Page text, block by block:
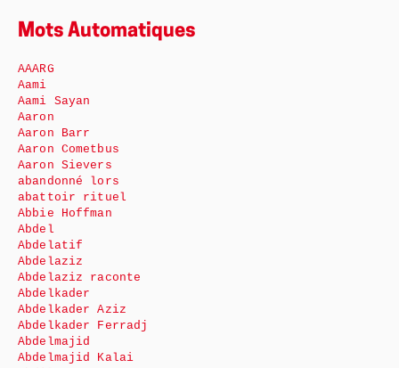
Mots Automatiques
AAARG
Aami
Aami Sayan
Aaron
Aaron Barr
Aaron Cometbus
Aaron Sievers
abandonné lors
abattoir rituel
Abbie Hoffman
Abdel
Abdelatif
Abdelaziz
Abdelaziz raconte
Abdelkader
Abdelkader Aziz
Abdelkader Ferradj
Abdelmajid
Abdelmajid Kalai